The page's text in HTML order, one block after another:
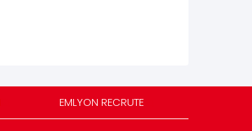
EMLYON RECRUTE